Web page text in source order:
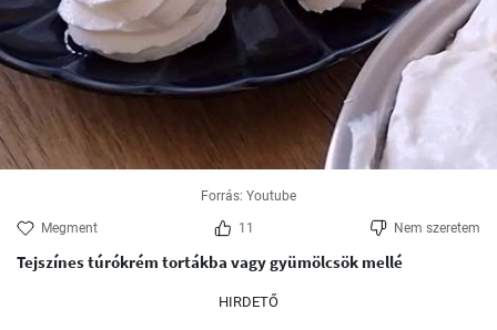
Forrás: Youtube
Megment 11 Nem szeretem
Tejszínes túrókrém tortákba vagy gyümölcsök mellé
HIRDETŐ